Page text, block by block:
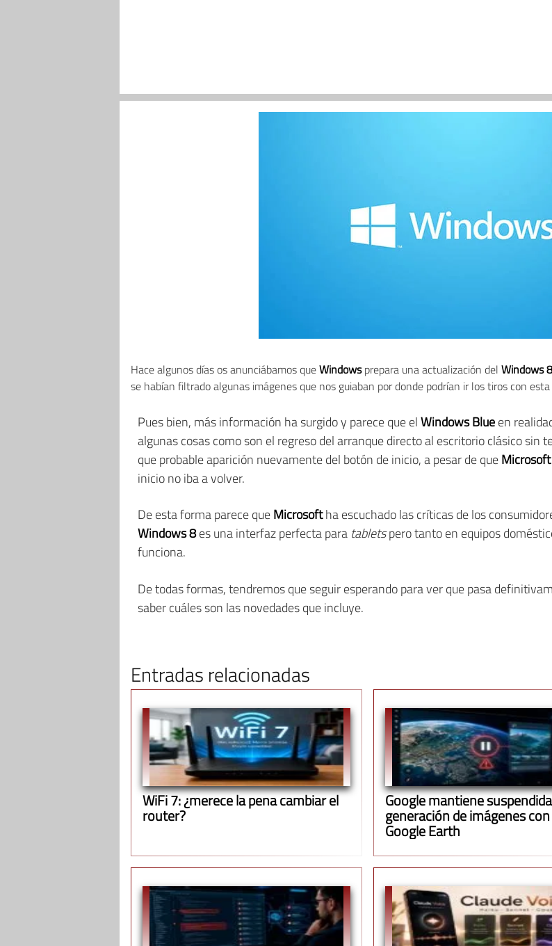
Hace algunos días os anunciábamos queWindowsprepara una actualización del Windows 8
se habían filtrado algunas imágenes que nos guiaban por donde podrían ir los tiros con
Pues bien, más información ha surgido y parece que elWindows Blueen
algunas cosas como son el regreso del arranque directo al escritorio clásico sin
que probable aparición nuevamente del botón de inicio, a pesar de queMicrosoft
inicio no iba a volver.
De esta forma parece queMicrosoftha escuchado las críticas de los
Windows 8es una interfaz perfecta para tabletspero tanto en equipos
funciona.
De todas formas, tendremos que seguir esperando para ver que pasa
saber cuáles son las novedades que incluye.
Entradas relacionadas
WiFi 7: ¿merece la pena cambiar el
router?
Google mantiene
generación de imágenes
Google Earth